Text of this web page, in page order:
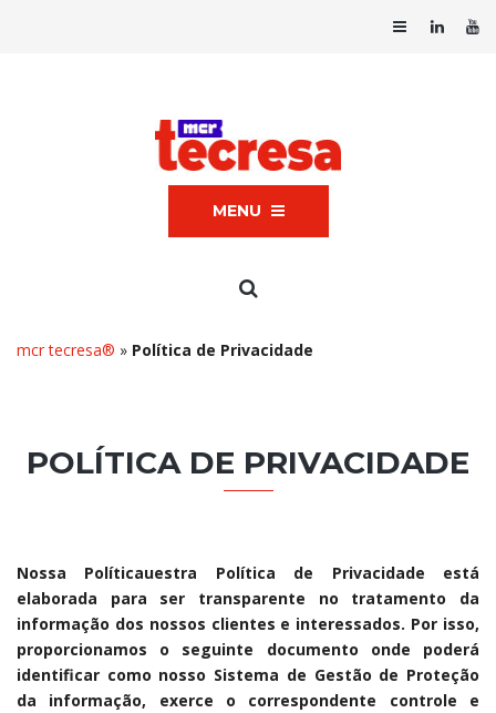
MENU
mcr tecresa® » Política de Privacidade
POLÍTICA DE PRIVACIDADE
Nossa Políticauestra Política de Privacidade está
elaborada para ser transparente no tratamento da
informação dos nossos clientes e interessados. Por isso,
proporcionamos o seguinte documento onde poderá
identificar como nosso Sistema de Gestão de Proteção
da informação, exerce o correspondente controle e